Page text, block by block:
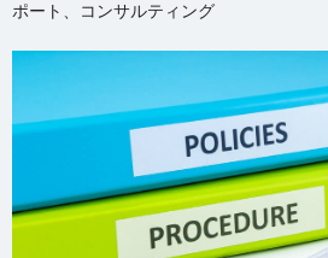
ポート、コンサルティング